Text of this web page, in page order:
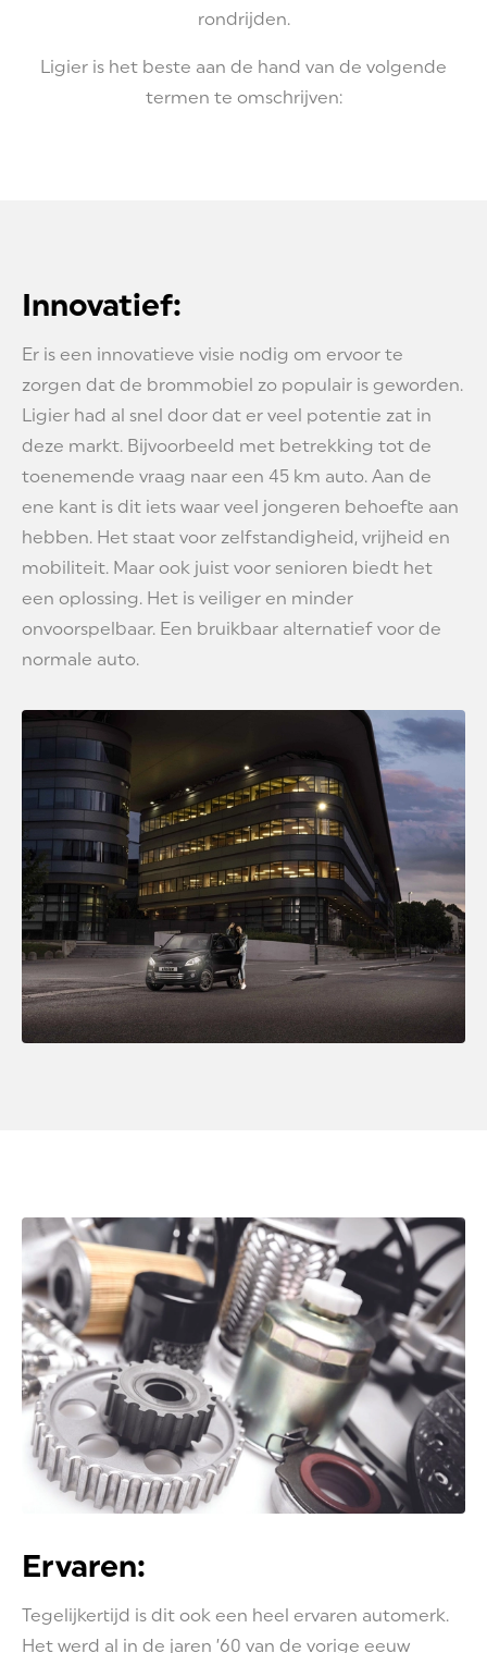
rondrijden.
Ligier is het beste aan de hand van de volgende
termen te omschrijven:
Innovatief:
Er is een innovatieve visie nodig om ervoor te
zorgen dat de brommobiel zo populair is geworden.
Ligier had al snel door dat er veel potentie zat in
deze markt. Bijvoorbeeld met betrekking tot de
toenemende vraag naar een 45 km auto. Aan de
ene kant is dit iets waar veel jongeren behoefte aan
hebben. Het staat voor zelfstandigheid, vrijheid en
mobiliteit. Maar ook juist voor senioren biedt het
een oplossing. Het is veiliger en minder
onvoorspelbaar. Een bruikbaar alternatief voor de
normale auto.
Ervaren:
Tegelijkertijd is dit ook een heel ervaren automerk.
Het werd al in de jaren ’60 van de vorige eeuw